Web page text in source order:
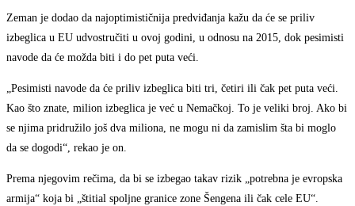
Zeman je dodao da najoptimističnija predviđanja kažu da će se priliv
izbeglica u EU udvostručiti u ovoj godini, u odnosu na 2015, dok pesimisti
navode da će možda biti i do pet puta veći.
„Pesimisti navode da će priliv izbeglica biti tri, četiri ili čak pet puta veći.
Kao što znate, milion izbeglica je već u Nemačkoj. To je veliki broj. Ako bi
se njima pridružilo još dva miliona, ne mogu ni da zamislim šta bi moglo
da se dogodi“, rekao je on.
Prema njegovim rečima, da bi se izbegao takav rizik „potrebna je evropska
armija“ koja bi „štitial spoljne granice zone Šengena ili čak cele EU“.